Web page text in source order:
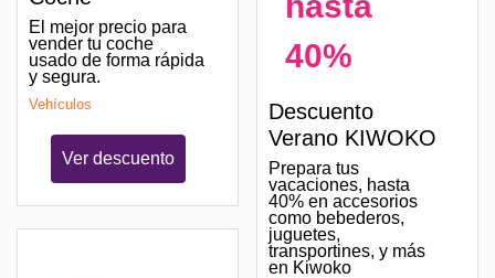
El mejor precio para
vender tu coche
usado de forma rápida
y segura.
Vehículos
Ver descuento
40%
Descuento
Verano KIWOKO
Prepara tus
vacaciones, hasta
40% en accesorios
como bebederos,
juguetes,
transportines, y más
en Kiwoko